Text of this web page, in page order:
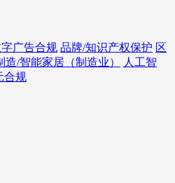
广告合规 品牌/知识产权保护 区
/智能家居（制造业）
人工智
合规